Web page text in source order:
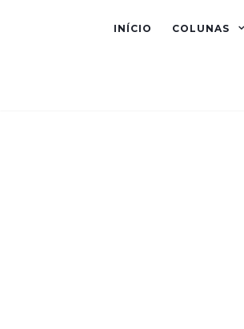
INÍCIO COLUNAS